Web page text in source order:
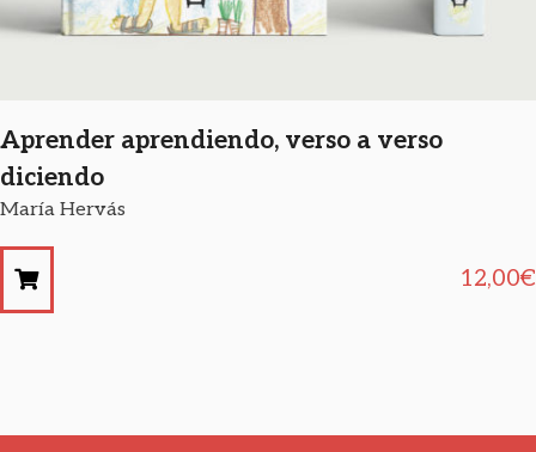
Aprender aprendiendo, verso a verso
diciendo
María Hervás
12,00€